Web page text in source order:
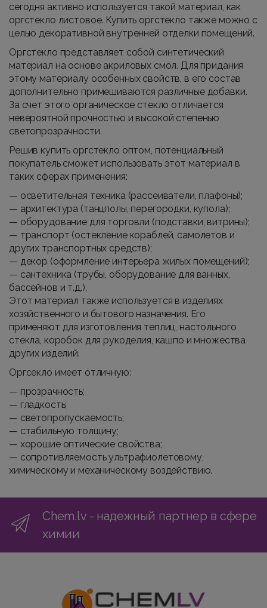
сегодня активно используется такой материал, как
оргстекло листовое. Купить оргстекло также можно с
целью декоративной внутренней отделки помещений.
Оргстекло представляет собой синтетический
материал на основе акриловых смол. Для придания
этому материалу особенных свойств, в его состав
дополнительно примешиваются различные добавки.
За счет этого органическое стекло отличается
невероятной прочностью и высокой степенью
светопрозрачности.
Решив купить оргстекло оптом, потенциальный
покупатель сможет использовать этот материал в
таких сферах применения:
— осветительная техника (рассеиватели, плафоны);
— архитектура (танцполы, перегородки, купола);
— оборудование для торговли (подставки, витрины);
— транспорт (остекление кораблей, самолетов и
других транспортных средств);
— декор (оформление интерьера жилых помещений);
— сантехника (трубы, оборудование для ванных,
бассейнов и т.д.).
Этот материал также используется в изделиях
хозяйственного и бытового назначения. Его
применяют для изготовления теплиц, настольного
стекла, коробок для рукоделия, кашпо и множества
других изделий.
Оргсекло имеет отличную:
— прозрачность;
— гладкость;
— светопропускаемость;
— стабильную толщину;
— хорошие оптические свойства;
— сопротивляемость ультрафиолетовому,
химическому и механическому воздействию.
Chem.lv - надежный партнер в сфере
химии